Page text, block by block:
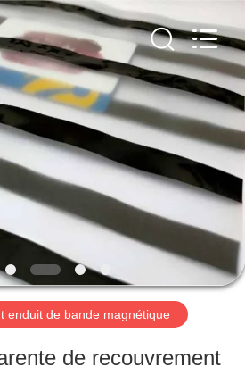
enduit de bande magnétique
de recouvrement